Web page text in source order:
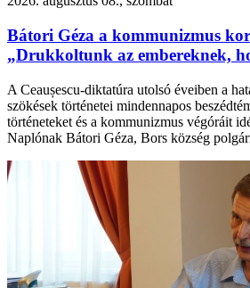
Bátori Géza a kommunizmus
„Drukkoltunk az embereknek,
A Ceaușescu-diktatúra utolsó éveiben a
szökések történetei mindennapos
történeteket és a kommunizmus végóráit
Naplónak Bátori Géza, Bors község